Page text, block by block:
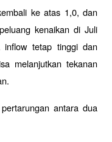
ke atas 1,0, dan
kenaikan di Juli
inflow tetap tinggi dan
melanjutkan tekanan
antara dua